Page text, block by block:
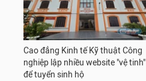
Cao đẳng Kinh tế Kỹ thuật Công
nghiệp lập nhiều website "vệ tinh"
để tuyển sinh hộ